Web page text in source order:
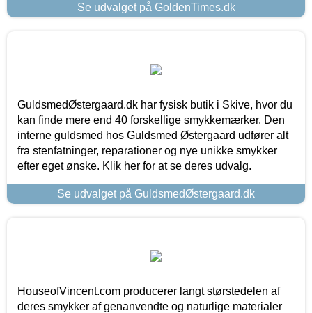
Se udvalget på GoldenTimes.dk
GuldsmedØstergaard.dk har fysisk butik i Skive, hvor du
kan finde mere end 40 forskellige smykkemærker. Den
interne guldsmed hos Guldsmed Østergaard udfører alt
fra stenfatninger, reparationer og nye unikke smykker
efter eget ønske. Klik her for at se deres udvalg.
Se udvalget på GuldsmedØstergaard.dk
HouseofVincent.com producerer langt størstedelen af
deres smykker af genanvendte og naturlige materialer